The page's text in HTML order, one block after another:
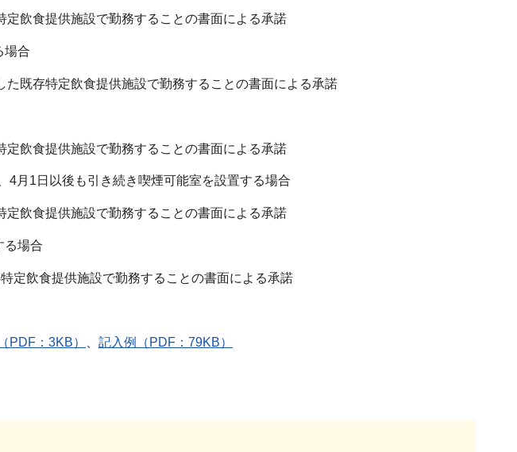
飲食提供施設で勤務することの書面による承諾
場合
既存特定飲食提供施設で勤務することの書面による承諾
飲食提供施設で勤務することの書面による承諾
4月1日以後も引き続き喫煙可能室を設置する場合
飲食提供施設で勤務することの書面による承諾
る場合
定飲食提供施設で勤務することの書面による承諾
PDF：3KB） 、 記入例（PDF：79KB）